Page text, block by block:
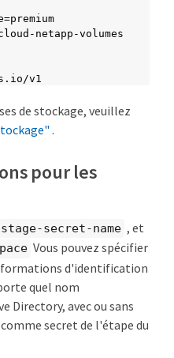
netapp-volumes
v1
netapp-volumes
de stockage, veuillez
.
pour les
secret-name , et
Vous pouvez spécifier
d'identification
quel nom
Directory, avec ou sans
secret de l'étape du